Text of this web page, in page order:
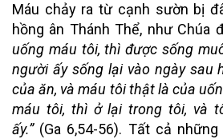
Máu chảy ra từ cạnh sườn bị
hồng ân Thánh Thể, như Chúa
uống máu tôi, thì được sống
người ấy sống lại vào ngày sau
của ăn, và máu tôi thật là của
máu tôi, thì ở lại trong tôi, và
ấy.”(Ga 6,54-56). Tất cả